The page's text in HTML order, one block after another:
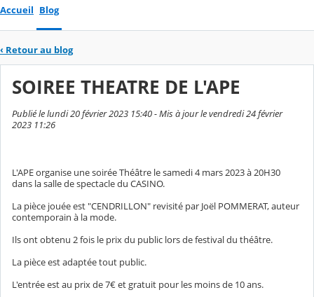
Accueil Blog
‹ Retour au blog
SOIREE THEATRE DE L'APE
Publié le lundi 20 février 2023 15:40 - Mis à jour le vendredi 24 février
2023 11:26
L'APE organise une soirée Théâtre le samedi 4 mars 2023 à 20H30
dans la salle de spectacle du CASINO.
La pièce jouée est "CENDRILLON" revisité par Joël POMMERAT, auteur
contemporain à la mode.
Ils ont obtenu 2 fois le prix du public lors de festival du théâtre.
La pièce est adaptée tout public.
L'entrée est au prix de 7€ et gratuit pour les moins de 10 ans.